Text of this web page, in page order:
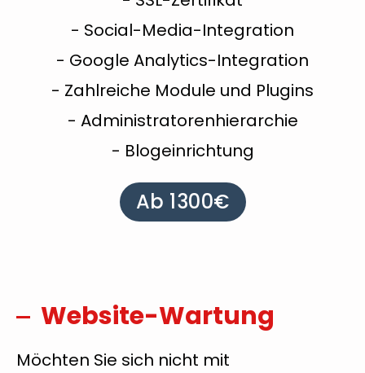
- Social-Media-Integration
- Google Analytics-Integration
- Zahlreiche Module und Plugins
- Administratorenhierarchie
- Blogeinrichtung
Ab 1300€
Website-Wartung
Möchten Sie sich nicht mit